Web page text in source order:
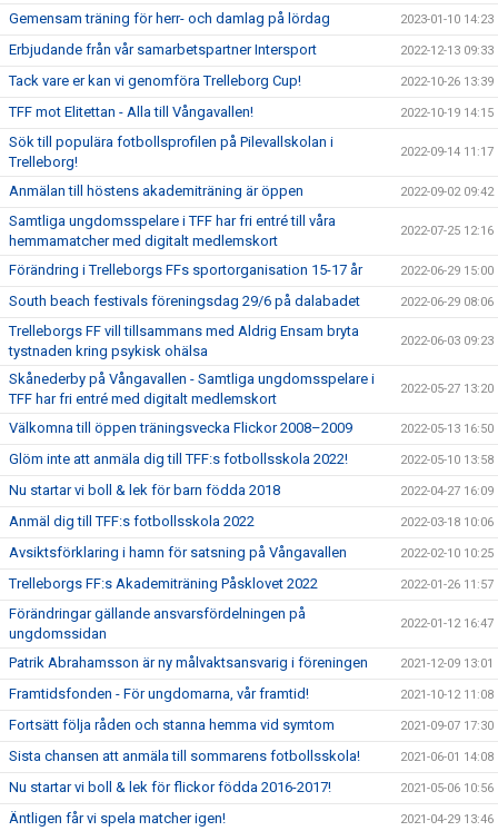
Gemensam träning för herr- och damlag på lördag 2023-01-10 14:23
Erbjudande från vår samarbetspartner Intersport 2022-12-13 09:33
Tack vare er kan vi genomföra Trelleborg Cup! 2022-10-26 13:39
TFF mot Elitettan - Alla till Vångavallen! 2022-10-19 14:15
Sök till populära fotbollsprofilen på Pilevallskolan i
Trelleborg!
2022-09-14 11:17
Anmälan till höstens akademiträning är öppen 2022-09-02 09:42
Samtliga ungdomsspelare i TFF har fri entré till våra
hemmamatcher med digitalt medlemskort
2022-07-25 12:16
Förändring i Trelleborgs FFs sportorganisation 15-17 år 2022-06-29 15:00
South beach festivals föreningsdag 29/6 på dalabadet 2022-06-29 08:06
Trelleborgs FF vill tillsammans med Aldrig Ensam bryta
tystnaden kring psykisk ohälsa
2022-06-03 09:23
Skånederby på Vångavallen - Samtliga ungdomsspelare i
TFF har fri entré med digitalt medlemskort
2022-05-27 13:20
Välkomna till öppen träningsvecka Flickor 2008–2009 2022-05-13 16:50
Glöm inte att anmäla dig till TFF:s fotbollsskola 2022! 2022-05-10 13:58
Nu startar vi boll & lek för barn födda 2018 2022-04-27 16:09
Anmäl dig till TFF:s fotbollsskola 2022 2022-03-18 10:06
Avsiktsförklaring i hamn för satsning på Vångavallen 2022-02-10 10:25
Trelleborgs FF:s Akademiträning Påsklovet 2022 2022-01-26 11:57
Förändringar gällande ansvarsfördelningen på
ungdomssidan
2022-01-12 16:47
Patrik Abrahamsson är ny målvaktsansvarig i föreningen 2021-12-09 13:01
Framtidsfonden - För ungdomarna, vår framtid! 2021-10-12 11:08
Fortsätt följa råden och stanna hemma vid symtom 2021-09-07 17:30
Sista chansen att anmäla till sommarens fotbollsskola! 2021-06-01 14:08
Nu startar vi boll & lek för flickor födda 2016-2017! 2021-05-06 10:56
Äntligen får vi spela matcher igen! 2021-04-29 13:46